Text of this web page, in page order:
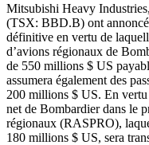
Mitsubishi Heavy
(TSX: BBD.B) ont
définitive en vertu de
d’avions régionaux de
de 550 millions $ US
assumera également des
200 millions $ US. En vertu
net de Bombardier dans le
régionaux (RASPRO),
180 millions $ US, sera